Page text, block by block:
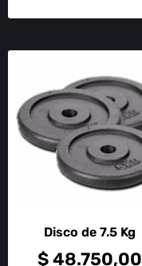
Disco de 7.5 Kg
$48.750,00